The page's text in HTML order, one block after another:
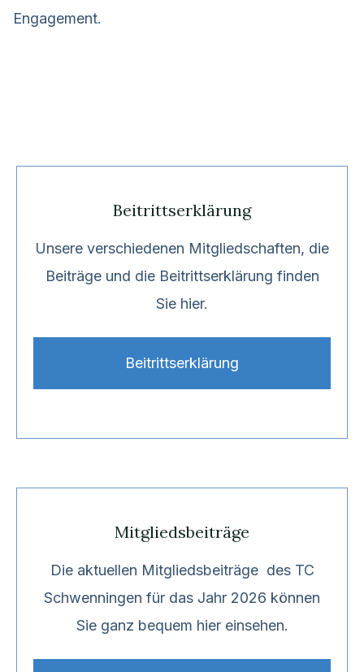
Engagement.
Beitrittserklärung
Unsere verschiedenen Mitgliedschaften, die
Beiträge und die Beitrittserklärung finden
Sie hier.
Beitrittserklärung
Mitgliedsbeiträge
Die aktuellen Mitgliedsbeiträge des TC
Schwenningen für das Jahr 2026 können
Sie ganz bequem hier einsehen.